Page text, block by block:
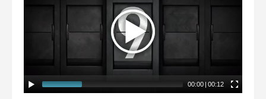
00:00 | 00:12